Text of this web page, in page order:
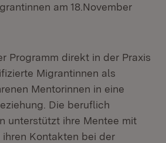
am 18.November
Programm direkt in der Praxis
Migrantinnen als
Mentorinnen in eine
Die beruflich
unterstützt ihre Mentee mit
ihren Kontakten bei der